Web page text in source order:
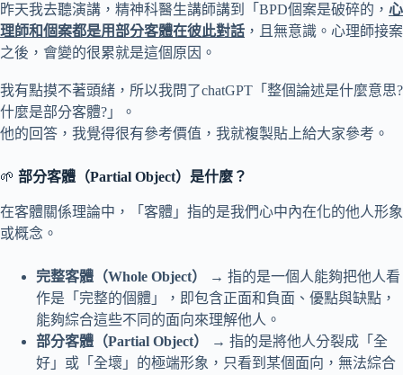
昨天我去聽演講，精神科醫生講師講到「BPD個案是破碎的， 心
理師和個案都是用部分客體在彼此對話 ，且無意識。心理師接案
之後，會變的很累就是這個原因。
我有點摸不著頭緒，所以我問了chatGPT「整個論述是什麼意思?
什麼是部分客體?」。
他的回答，我覺得很有參考價值，我就複製貼上給大家參考。
🌱 部分客體（Partial Object）是什麼？
在客體關係理論中，「客體」指的是我們心中內在化的他人形象
或概念。
完整客體（Whole Object）
→ 指的是一個人能夠把他人看
作是「完整的個體」，即包含正面和負面、優點與缺點，
能夠綜合這些不同的面向來理解他人。
部分客體（Partial Object）
→ 指的是將他人分裂成「全
好」或「全壞」的極端形象，只看到某個面向，無法綜合